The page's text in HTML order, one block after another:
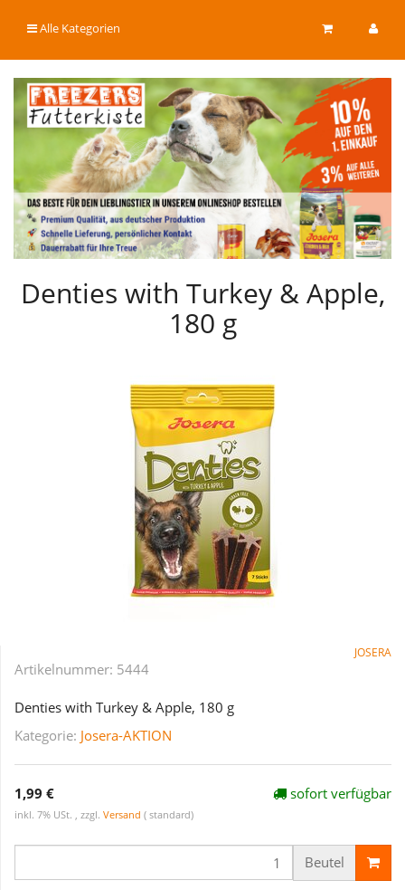
Alle Kategorien
Denties with Turkey & Apple,
180 g
JOSERA
Artikelnummer: 5444
Denties with Turkey & Apple, 180 g
Kategorie: Josera-AKTION
1,99 €
inkl. 7% USt. , zzgl. Versand ( standard)
sofort verfügbar
Beutel